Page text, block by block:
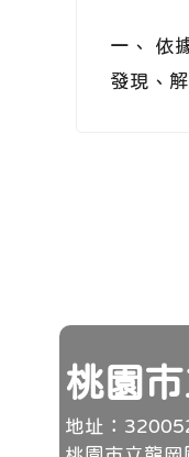
一、 依
發現、
頁尾
桃園
地址：